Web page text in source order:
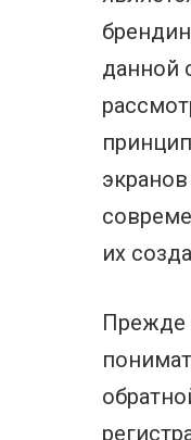
данной
их
Прежде